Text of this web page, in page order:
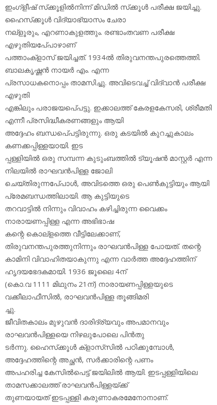
ഇംഗ്‌ളീഷ് സ്‌ക്കൂളില്‍നിന്ന് മിഡില്‍ സ്‌ക്കൂള്‍ പരീക്ഷ ജയിച്ചു.
ഹൈസ്‌ക്കൂള്‍ വിദ്യാഭ്യാസം ചേരാ
നല്‌ളൂരും, എറണാകുളത്തും. രണ്ടാംതവണ പരീക്ഷ
എഴുതിയപേ്പാഴാണ്
പത്താംക്‌ളാസ് ജയിച്ചത്. 1934ല്‍ തിരുവനന്തപുരത്തെത്തി.
ബാലകൃഷ്ണന്‍ നായര്‍ എം. എന്ന
പ്രസാധകനൊപ്പം താമസിച്ചു. അവിടെവച്ച് വിദ്വാന്‍ പരീക്ഷ
എഴുതി
എങ്കിലും പരാജയപെ്പട്ടു. ഇക്കാലത്ത് കേരളകേസരി, ശ്രീമതി
എന്നീ പ്രസിദ്ധീകരണങ്ങളും ആയി
അദ്ദേഹം ബന്ധപെ്പട്ടിരുന്നു. ഒരു കടയില്‍ കുറച്ചുകാലം
കണക്കപ്പിള്ളയായി. ഇട
പ്പള്ളിയില്‍ ഒരു സമ്പന്ന കുടുംബത്തില്‍ ട്യൂഷന്‍ മാസ്റ്റര്‍ എന്ന
നിലയില്‍ രാഘവന്‍പിള്ള ജോലി
ചെയ്തിരുന്നപേ്പാള്‍, അവിടത്തെ ഒരു പെണ്‍കുട്ടിയും ആയി
പ്രേമബന്ധത്തിലായി. ആ കുട്ടിയുടെ
തറവാട്ടില്‍ നിന്നും വിവാഹം കഴിച്ചിരുന്ന വൈക്കം
നാരായണപ്പിള്ള എന്ന അഭിഭാഷ
കന്റെ കൊല്‌ളത്തെ വീട്ടിലേക്കാണ്,
തിരുവനന്തപുരത്തുനിന്നും രാഘവന്‍പിള്ള പോയത്. തന്റെ
കാമിനി വിവാഹിതയാകുന്നു എന്ന വാര്‍ത്ത അദ്ദേഹത്തിന്
ഹൃദയഭേദകമായി. 1936 ജൂലൈ 4ന്
(കൊ.വ 1111 മിഥുനം 21ന്) നാരായണപ്പിള്ളയുടെ
വക്കീലാഫീസില്‍, രാഘവന്‍പിള്ള തൂങ്ങിമരി
ച്ചു.
ജീവിതകാലം മുഴുവന്‍ ദാരിദ്ര്യവും അപമാനവും
രാഘവന്‍പിള്ളയെ നിഴലുപോലെ പിന്‍തു
ടര്‍ന്നു. ഹൈസ്‌ക്കൂള്‍ ക്‌ളാസ്‌സില്‍ പഠിക്കുമ്പോള്‍,
അദ്ദേഹത്തിന്റെ അച്ഛന്‍, സര്‍ക്കാരിന്റെ പണം
അപഹരിച്ച കേസില്‍പെട്ട് ജയിലില്‍ ആയി. ഇടപ്പള്ളിയിലെ
താമസക്കാലത്ത് രാഘവന്‍പിള്ളയ്ക്ക്
തുണയായത് ഇടപ്പള്ളി കരുണാകരമേനോനാണ്.